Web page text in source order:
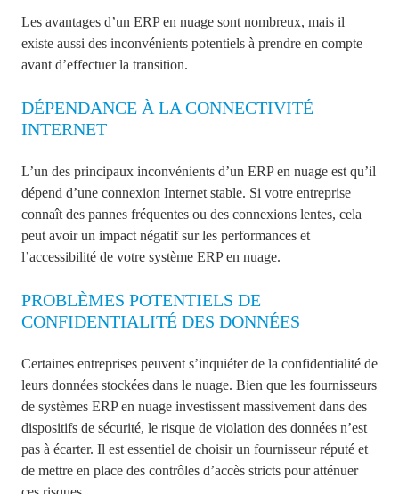
Les avantages d’un ERP en nuage sont nombreux, mais il
existe aussi des inconvénients potentiels à prendre en compte
avant d’effectuer la transition.
DÉPENDANCE À LA CONNECTIVITÉ
INTERNET
L’un des principaux inconvénients d’un ERP en nuage est qu’il
dépend d’une connexion Internet stable. Si votre entreprise
connaît des pannes fréquentes ou des connexions lentes, cela
peut avoir un impact négatif sur les performances et
l’accessibilité de votre système ERP en nuage.
PROBLÈMES POTENTIELS DE
CONFIDENTIALITÉ DES DONNÉES
Certaines entreprises peuvent s’inquiéter de la confidentialité de
leurs données stockées dans le nuage. Bien que les fournisseurs
de systèmes ERP en nuage investissent massivement dans des
dispositifs de sécurité, le risque de violation des données n’est
pas à écarter. Il est essentiel de choisir un fournisseur réputé et
de mettre en place des contrôles d’accès stricts pour atténuer